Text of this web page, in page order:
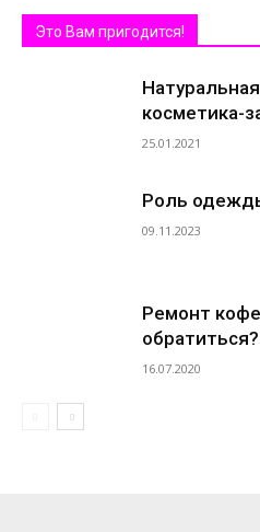
Это Вам пригодится!
косметика-
25.01.2021
Роль
09.11.2023
Ремонт
обратиться?
16.07.2020